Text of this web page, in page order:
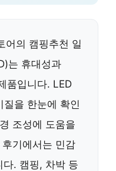
어의 캠핑추천 일
는 휴대성과
품입니다. LED
질을 한눈에 확인
조성에 도움을
기에서는 민감
다. 캠핑, 차박 등